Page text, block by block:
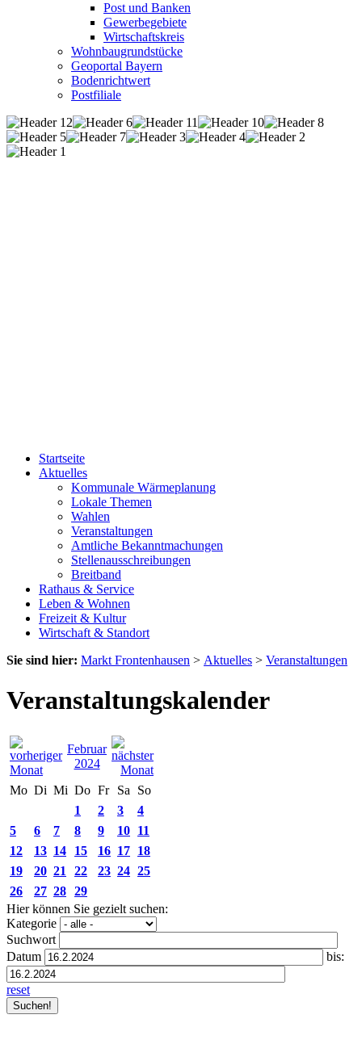
Post und Banken
Gewerbegebiete
Wirtschaftskreis
Wohnbaugrundstücke
Geoportal Bayern
Bodenrichtwert
Postfiliale
Startseite
Aktuelles
Kommunale Wärmeplanung
Lokale Themen
Wahlen
Veranstaltungen
Amtliche Bekanntmachungen
Stellenausschreibungen
Breitband
Rathaus & Service
Leben & Wohnen
Freizeit & Kultur
Wirtschaft & Standort
Sie sind hier: Markt Frontenhausen > Aktuelles > Veranstaltungen
Veranstaltungskalender
Februar
2024
Mo Di Mi Do Fr Sa
So
1
2 3
4
5
6 7 8 9 10 11
12
13 14 15 16 17 18
19
20 21 22 23 24 25
26
27 28 29
Hier können Sie gezielt suchen:
Kategorie
Suchwort
Datum
bis:
reset